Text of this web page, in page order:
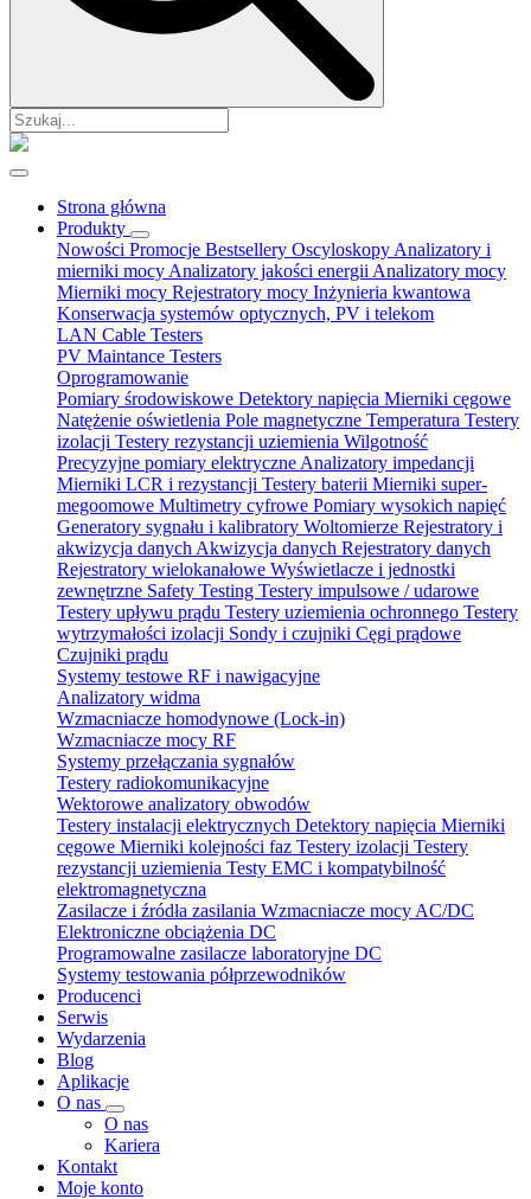
Strona główna
Produkty
Nowości Promocje Bestsellery Oscyloskopy Analizatory i
mierniki mocy Analizatory jakości energii Analizatory mocy
Mierniki mocy Rejestratory mocy Inżynieria kwantowa
Konserwacja systemów optycznych, PV i telekom
LAN Cable Testers
PV Maintance Testers
Oprogramowanie
Pomiary środowiskowe Detektory napięcia Mierniki cęgowe
Natężenie oświetlenia Pole magnetyczne Temperatura Testery
izolacji Testery rezystancji uziemienia Wilgotność
Precyzyjne pomiary elektryczne Analizatory impedancji
Mierniki LCR i rezystancji Testery baterii Mierniki super-
megoomowe Multimetry cyfrowe Pomiary wysokich napięć
Generatory sygnału i kalibratory Woltomierze Rejestratory i
akwizycja danych Akwizycja danych Rejestratory danych
Rejestratory wielokanałowe Wyświetlacze i jednostki
zewnętrzne Safety Testing Testery impulsowe / udarowe
Testery upływu prądu Testery uziemienia ochronnego Testery
wytrzymałości izolacji Sondy i czujniki Cęgi prądowe
Czujniki prądu
Systemy testowe RF i nawigacyjne
Analizatory widma
Wzmacniacze homodynowe (Lock‑in)
Wzmacniacze mocy RF
Systemy przełączania sygnałów
Testery radiokomunikacyjne
Wektorowe analizatory obwodów
Testery instalacji elektrycznych Detektory napięcia Mierniki
cęgowe Mierniki kolejności faz Testery izolacji Testery
rezystancji uziemienia Testy EMC i kompatybilność
elektromagnetyczna
Zasilacze i źródła zasilania Wzmacniacze mocy AC/DC
Elektroniczne obciążenia DC
Programowalne zasilacze laboratoryjne DC
Systemy testowania półprzewodników
Producenci
Serwis
Wydarzenia
Blog
Aplikacje
O nas
O nas
Kariera
Kontakt
Moje konto